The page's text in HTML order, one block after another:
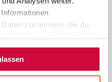
zusammen, die du
haben.
Und als es fertig
und flog vor ihnen her,
sie zu einem Häuschen
sie, dass das Häuslein
gedeckt; aber die
»Da wollen wir uns